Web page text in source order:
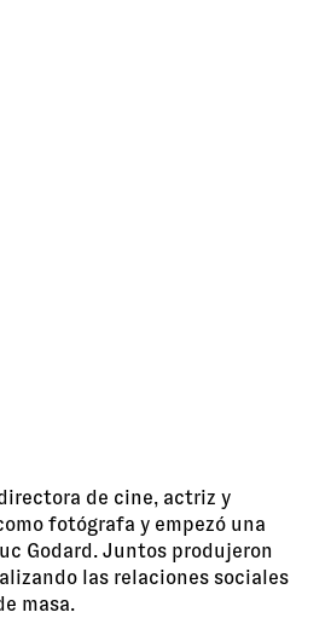
de cine, actriz y
fotógrafa y empezó una
Godard. Juntos produjeron
las relaciones sociales
masa.